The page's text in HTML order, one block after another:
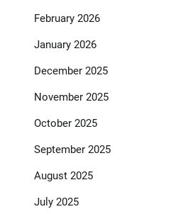
February 2026
January 2026
December 2025
November 2025
October 2025
September 2025
August 2025
July 2025